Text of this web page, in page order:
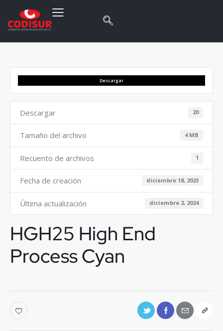
Descargar
Descargar 20
Tamaño del archivo 4 MB
Recuento de archivos 1
Fecha de creación diciembre 18, 2023
Última actualización diciembre 2, 2024
HGH25 High End
Process Cyan